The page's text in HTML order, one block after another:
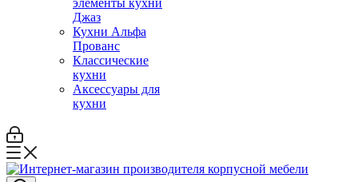
элементы кухни
Джаз
Кухни Альфа
Прованс
Классические
кухни
Аксессуары для
кухни